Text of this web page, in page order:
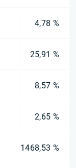
4,78 %
25,91 %
8,57 %
2,65 %
1468,53 %